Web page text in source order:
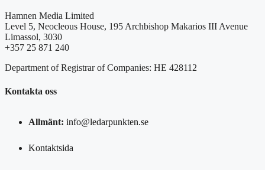
Hamnen Media Limited
Level 5, Neocleous House, 195 Archbishop Makarios III Avenue
Limassol, 3030
+357 25 871 240
Department of Registrar of Companies: HE 428112
Kontakta oss
Allmänt: info@ledarpunkten.se
Kontaktsida